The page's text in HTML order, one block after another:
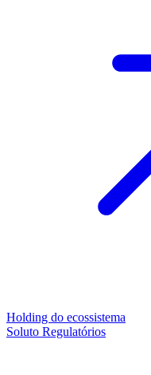
Holding do ecossistema
Soluto Regulatórios